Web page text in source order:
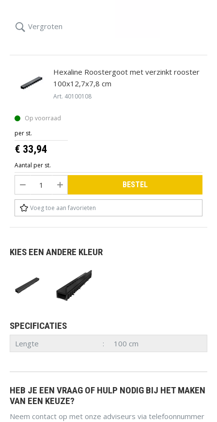
Vergroten
Hexaline Roostergoot met verzinkt rooster
100x12,7x7,8 cm
Art. 40100108
Op voorraad
per st.
€ 33,94
Aantal per st.
BESTEL
Voeg toe aan favorieten
KIES EEN ANDERE KLEUR
SPECIFICATIES
Lengte 100 cm
HEB JE EEN VRAAG OF HULP NODIG BIJ HET MAKEN
VAN EEN KEUZE?
Neem contact op met onze adviseurs via telefoonnummer